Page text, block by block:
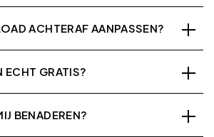
ACHTERAF AANPASSEN?
ECHT GRATIS?
BENADEREN?